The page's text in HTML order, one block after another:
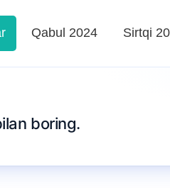
Qabul 2024 Sirtqi
boring.